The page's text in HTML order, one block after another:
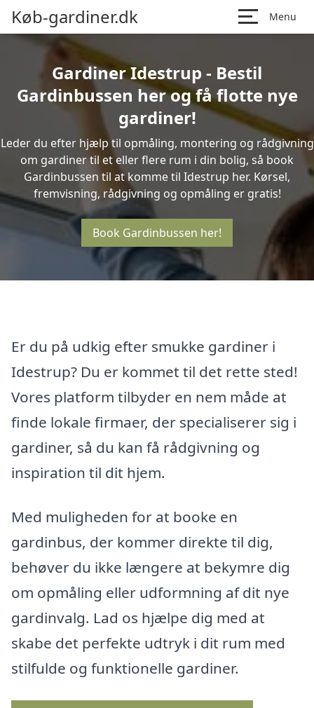
Køb-gardiner.dk Menu
Gardiner Idestrup - Bestil
Gardinbussen her og få flotte nye
gardiner!
Leder du efter hjælp til opmåling, montering og rådgivning
om gardiner til et eller flere rum i din bolig, så book
Gardinbussen til at komme til Idestrup her. Kørsel,
fremvisning, rådgivning og opmåling er gratis!
Book Gardinbussen her!
Er du på udkig efter smukke gardiner i
Idestrup? Du er kommet til det rette sted!
Vores platform tilbyder en nem måde at
finde lokale firmaer, der specialiserer sig i
gardiner, så du kan få rådgivning og
inspiration til dit hjem.
Med muligheden for at booke en
gardinbus, der kommer direkte til dig,
behøver du ikke længere at bekymre dig
om opmåling eller udformning af dit nye
gardinvalg. Lad os hjælpe dig med at
skabe det perfekte udtryk i dit rum med
stilfulde og funktionelle gardiner.